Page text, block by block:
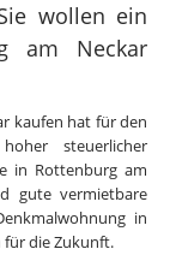
wollen ein
am Neckar
kaufen hat für den
steuerlicher
in Rottenburg am
gute vermietbare
in
für die Zukunft.